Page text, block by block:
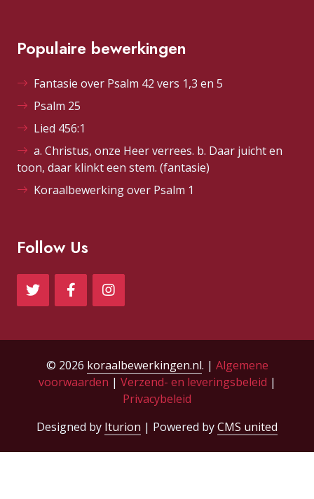
Populaire bewerkingen
Fantasie over Psalm 42 vers 1,3 en 5
Psalm 25
Lied 456:1
a. Christus, onze Heer verrees. b. Daar juicht en
toon, daar klinkt een stem. (fantasie)
Koraalbewerking over Psalm 1
Follow Us
© 2026 koraalbewerkingen.nl. | Algemene
voorwaarden | Verzend- en leveringsbeleid |
Privacybeleid
Designed by Iturion | Powered byCMS united